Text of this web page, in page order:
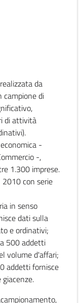
da
campione di
di attività
-
-,
1.300 imprese.
con serie
in senso
dati sulla
e ordinativi;
500 addetti
volume d'affari;
addetti fornisce